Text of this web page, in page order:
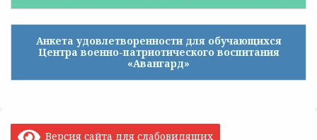
Анкета удовлетворенности для обучающихся
Центра военно-патриотического воспитания
«Авангард»
Версия сайта для слабовидящих